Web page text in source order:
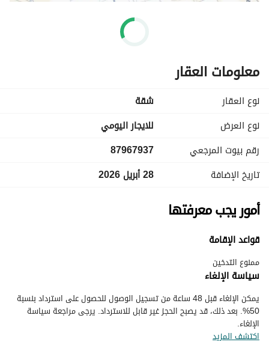
معلومات العقار
نوع العقار
شقة
نوع العرض
للايجار اليومي
رقم بيوت المرجعي
87967937
تاريخ الإضافة
28 أبريل 2026
أمور يجب معرفتها
قواعد الإقامة
ممنوع التدخين
سياسة الإلغاء
يمكن الإلغاء قبل 48 ساعة من تسجيل الوصول للحصول على استرداد بنسبة
50%. بعد ذلك، قد يصبح الحجز غير قابل للاسترداد. يرجى مراجعة سياسة
الإلغاء.
اكتشف المزيد